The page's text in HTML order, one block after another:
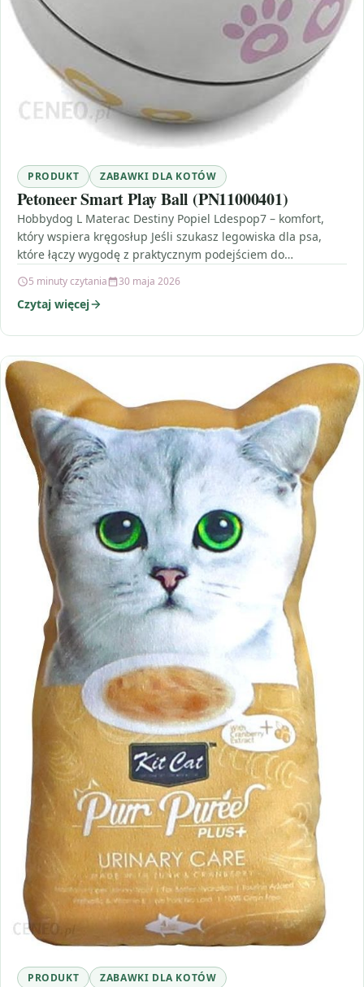
PRODUKT ZABAWKI DLA KOTÓW
Petoneer Smart Play Ball (PN11000401)
Hobbydog L Materac Destiny Popiel Ldespop7 – komfort,
który wspiera kręgosłup Jeśli szukasz legowiska dla psa,
które łączy wygodę z praktycznym podejściem do
5 minuty czytania 30 maja 2026
Czytaj więcej
PRODUKT ZABAWKI DLA KOTÓW